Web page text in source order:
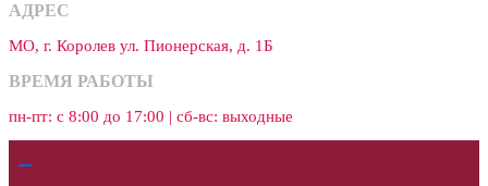
АДРЕС
МО, г. Королев ул. Пионерская, д. 1Б
ВРЕМЯ РАБОТЫ
пн-пт: с 8:00 до 17:00 | сб-вс: выходные